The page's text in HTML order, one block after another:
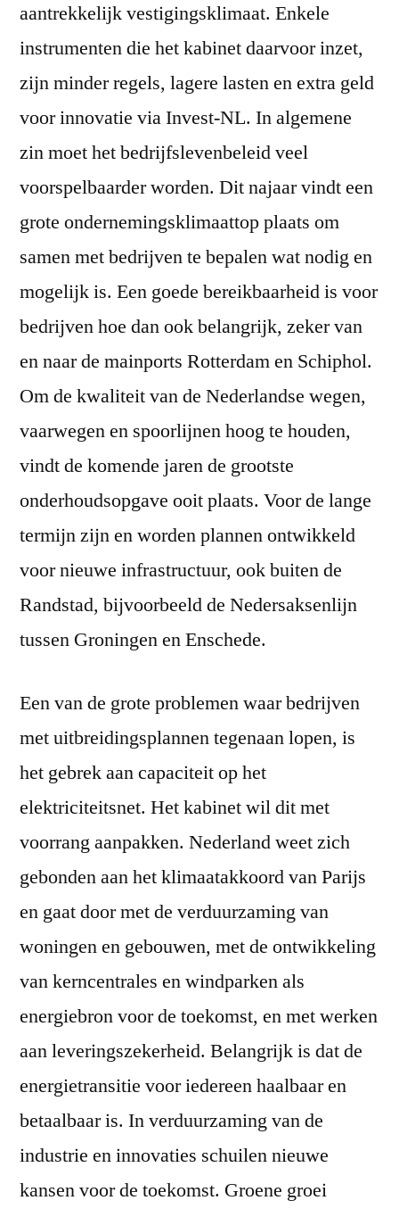
aantrekkelijk vestigingsklimaat. Enkele
instrumenten die het kabinet daarvoor inzet,
zijn minder regels, lagere lasten en extra geld
voor innovatie via Invest-NL. In algemene
zin moet het bedrijfslevenbeleid veel
voorspelbaarder worden. Dit najaar vindt een
grote ondernemingsklimaattop plaats om
samen met bedrijven te bepalen wat nodig en
mogelijk is. Een goede bereikbaarheid is voor
bedrijven hoe dan ook belangrijk, zeker van
en naar de mainports Rotterdam en Schiphol.
Om de kwaliteit van de Nederlandse wegen,
vaarwegen en spoorlijnen hoog te houden,
vindt de komende jaren de grootste
onderhoudsopgave ooit plaats. Voor de lange
termijn zijn en worden plannen ontwikkeld
voor nieuwe infrastructuur, ook buiten de
Randstad, bijvoorbeeld de Nedersaksenlijn
tussen Groningen en Enschede.
Een van de grote problemen waar bedrijven
met uitbreidingsplannen tegenaan lopen, is
het gebrek aan capaciteit op het
elektriciteitsnet. Het kabinet wil dit met
voorrang aanpakken. Nederland weet zich
gebonden aan het klimaatakkoord van Parijs
en gaat door met de verduurzaming van
woningen en gebouwen, met de ontwikkeling
van kerncentrales en windparken als
energiebron voor de toekomst, en met werken
aan leveringszekerheid. Belangrijk is dat de
energietransitie voor iedereen haalbaar en
betaalbaar is. In verduurzaming van de
industrie en innovaties schuilen nieuwe
kansen voor de toekomst. Groene groei